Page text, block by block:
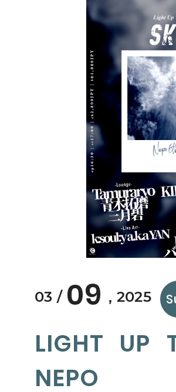
03 09 2025
LIGHT UP